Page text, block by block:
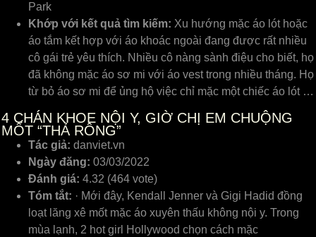
Park
Khớp với kết quả tìm kiếm: Xu hướng mặc áo lót hoặc
áo tắm kết hợp với áo khoác ngoài đang được rất nhiều
cô gái trẻ yêu thích. Nhiều cô nàng sành điệu cho biết, họ
đã không mặc áo sơ mi với áo vest trong nhiều tháng. Họ
từ bỏ áo sơ mi để ủng hộ việc chỉ mặc một chiếc áo lót …
4 CHÁN KHOE NỘI Y, GIỜ CHỊ EM CHUỘNG
MỐT “THẢ RÔNG”
Tác giả: danviet.vn
Ngày đăng: 03/03/2022
Đánh giá: 4.32 (464 vote)
Tóm tắt: · Mới đây, Kendall Jenner và Gigi Hadid đồng
loạt lăng xê mốt mặc áo xuyên thấu không nội y. Trong
mùa lạnh, 2 hot girl Hollywood chọn cách mặc